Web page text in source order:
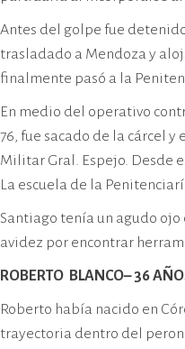
Antes del golpe fue
trasladado a Mendoza y
finalmente pasó a la
En medio del operativo
76, fue sacado de la cárcel
Militar Gral. Espejo. Desde
La escuela de la
Santiago tenía un agudo
avidez por encontrar
ROBERTO BLANCO– 36
Roberto había nacido en
trayectoria dentro del